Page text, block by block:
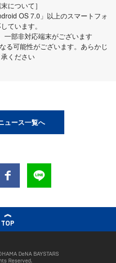
について］
OS 7.0」以上のスマートフォ
ています。
一部非対応端末がございます
る可能性がございます。あらかじ
ください
ュース一覧へ
TOP
DeNA BAYSTARS
Reserved.